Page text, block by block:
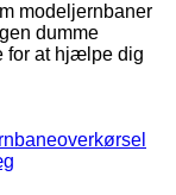
modeljernbaner
dumme
for at hjælpe dig